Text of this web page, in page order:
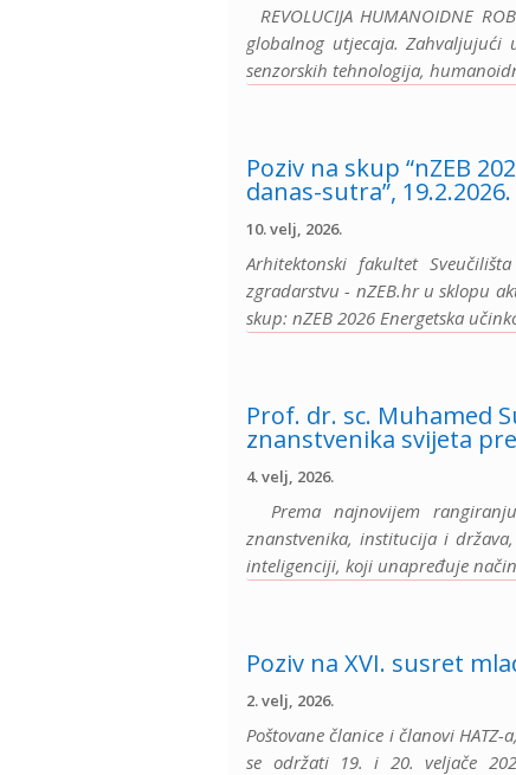
REVOLUCIJA HUMANOIDNE
globalnog utjecaja.
senzorskih tehnologija,
Poziv na skup “nZEB
danas-sutra”, 19.2.2026.
10. velj, 2026.
Arhitektonski fakultet
zgradarstvu - nZEB.hr u sklopu
skup: nZEB 2026 Energetska
Prof. dr. sc. Muhamed
znanstvenika svijeta
4. velj, 2026.
Prema najnovijem
znanstvenika, institucija i
inteligenciji, koji unapređuje
Poziv na XVI. susret
2. velj, 2026.
Poštovane članice i članovi
se održati 19. i 20. veljače